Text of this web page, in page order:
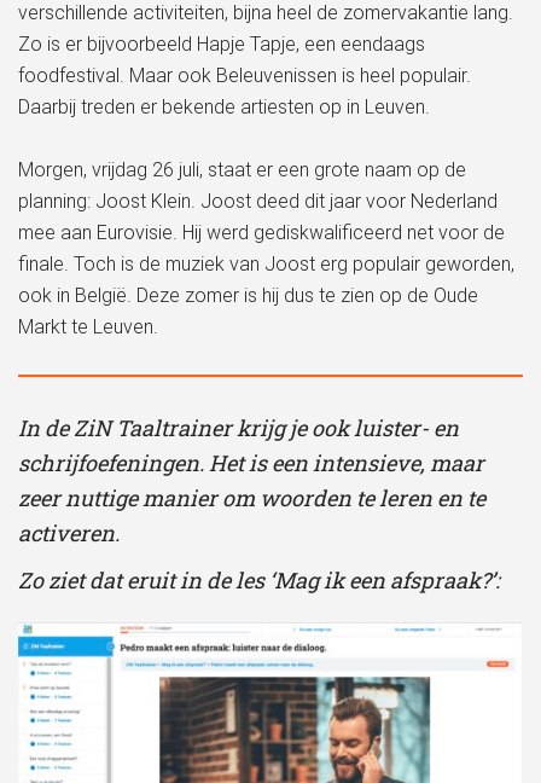
verschillende activiteiten, bijna heel de zomervakantie lang.
Zo is er bijvoorbeeld Hapje Tapje, een eendaags
foodfestival. Maar ook Beleuvenissen is heel populair.
Daarbij treden er bekende artiesten op in Leuven.
Morgen, vrijdag 26 juli, staat er een grote naam op de
planning: Joost Klein. Joost deed dit jaar voor Nederland
mee aan Eurovisie. Hij werd gediskwalificeerd net voor de
finale. Toch is de muziek van Joost erg populair geworden,
ook in België. Deze zomer is hij dus te zien op de Oude
Markt te Leuven.
In de ZiN Taaltrainer krijg je ook luister- en
schrijfoefeningen. Het is een intensieve, maar
zeer nuttige manier om woorden te leren en te
activeren.
Zo ziet dat eruit in de les ‘Mag ik een afspraak?’: